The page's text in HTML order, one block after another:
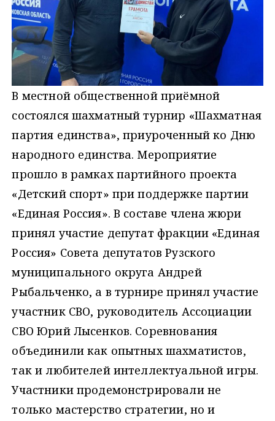
В местной общественной приёмной
состоялся шахматный турнир «Шахматная
партия единства», приуроченный ко Дню
народного единства. Мероприятие
прошло в рамках партийного проекта
«Детский спорт» при поддержке партии
«Единая Россия». В составе члена жюри
принял участие депутат фракции «Единая
Россия» Совета депутатов Рузского
муниципального округа Андрей
Рыбальченко, а в турнире принял участие
участник СВО, руководитель Ассоциации
СВО Юрий Лысенков. Соревнования
объединили как опытных шахматистов,
так и любителей интеллектуальной игры.
Участники продемонстрировали не
только мастерство стратегии, но и